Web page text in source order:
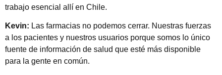
trabajo esencial allí en Chile.
Kevin: Las farmacias no podemos cerrar. Nuestras fuerzas
a los pacientes y nuestros usuarios porque somos lo único
fuente de información de salud que esté más disponible
para la gente en común.